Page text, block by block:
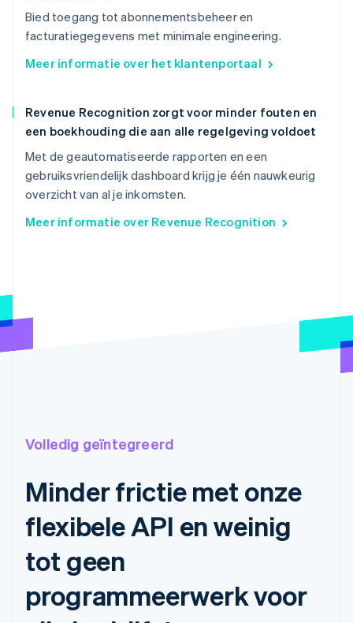
Bied toegang tot abonnementsbeheer en
facturatiegegevens met minimale engineering.
Meer informatie over het klantenportaal
Revenue Recognition zorgt voor minder fouten en
een boekhouding die aan alle regelgeving voldoet
Met de geautomatiseerde rapporten en een
gebruiksvriendelijk dashboard krijg je één nauwkeurig
overzicht van al je inkomsten.
Meer informatie over Revenue Recognition
Volledig geïntegreerd
Minder frictie met onze
flexibele API en weinig
tot geen
programmeerwerk voor